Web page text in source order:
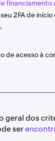
financiamento
2FA de
de acesso à
geral dos
ser